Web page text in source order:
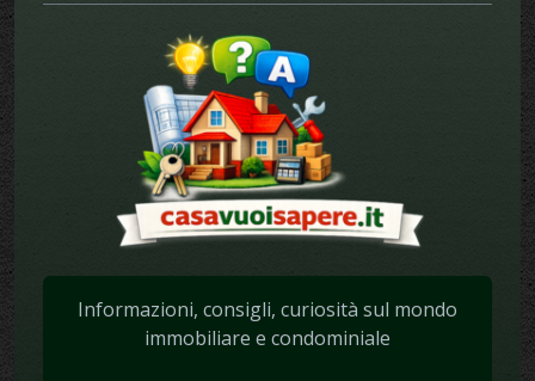
Informazioni, consigli, curiosità sul mondo
immobiliare e condominiale